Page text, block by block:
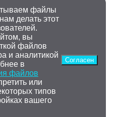
файлы
делать этот
вы
файлов
и аналитикой
в
файлов
или
типов
вашего
Согласен